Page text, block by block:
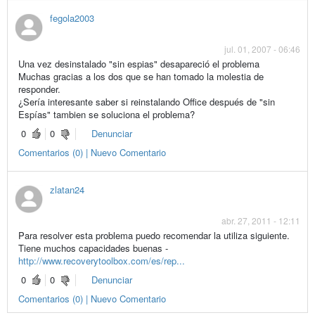
fegola2003
jul. 01, 2007 - 06:46
Una vez desinstalado "sin espias" desapareció el problema
Muchas gracias a los dos que se han tomado la molestia de
responder.
¿Sería interesante saber si reinstalando Office después de "sin
Espías" tambien se soluciona el problema?
0
0
Denunciar
Comentarios (0) | Nuevo Comentario
zlatan24
abr. 27, 2011 - 12:11
Para resolver esta problema puedo recomendar la utiliza siguiente.
Tiene muchos capacidades buenas -
http://www.recoverytoolbox.com/es/rep...
0
0
Denunciar
Comentarios (0) | Nuevo Comentario